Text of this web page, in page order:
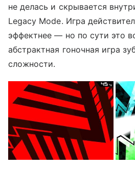
не делась и скрывается
Legacy Mode. Игра
эффектнее — но по сути это
абстрактная гоночная игра
сложности.